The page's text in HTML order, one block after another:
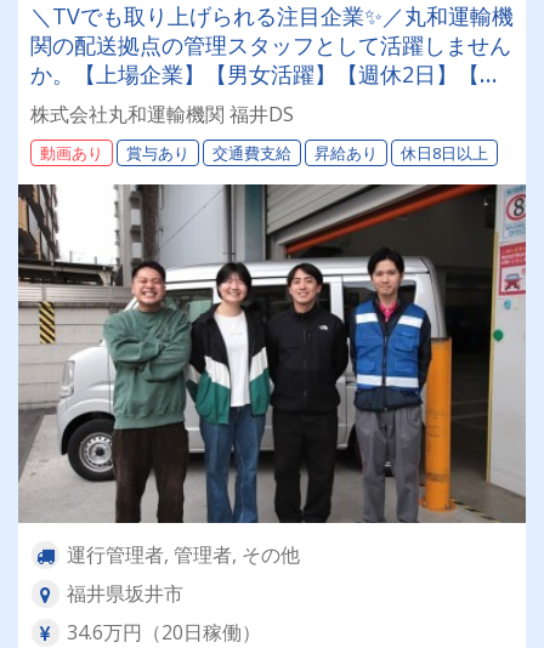
＼TVでも取り上げられる注目企業✨／丸和運輸機
関の配送拠点の管理スタッフとして活躍しません
か。【上場企業】【男女活躍】【週休2日】【待
遇面充実】安定した環境＆収入をお約束《賞与年
2回》《退職金あり》《平均月収25万円》
株式会社丸和運輸機関 福井DS
動画あり 賞与あり 交通費支給 昇給あり 休日8日以上
運行管理者, 管理者, その他
福井県坂井市
34.6万円（20日稼働）